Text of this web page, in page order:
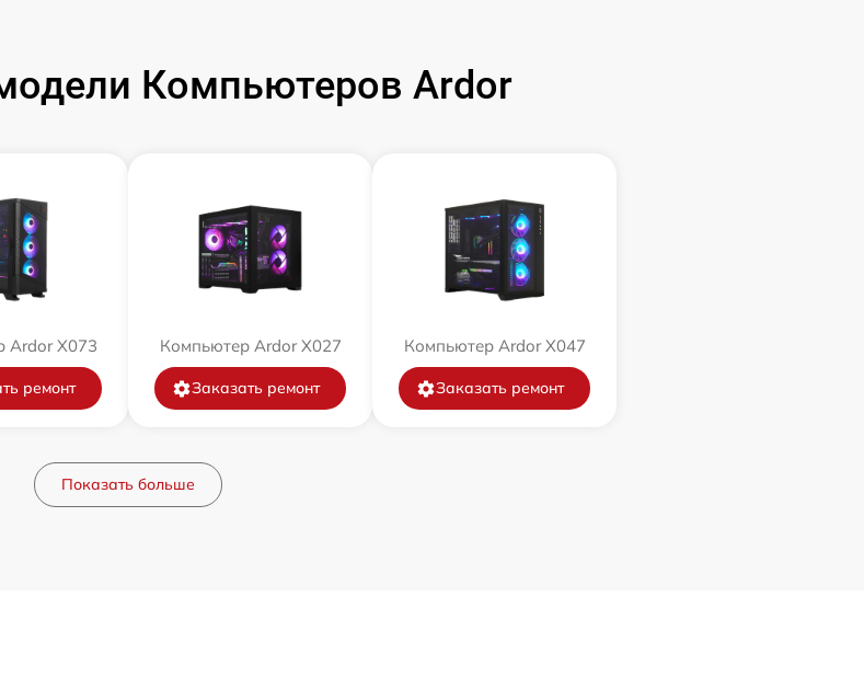
Компьютеров Ardor
Ardor X073
ремонт
Компьютер Ardor X027
Заказать ремонт
Компьютер Ardor X047
Заказать ремонт
Показать больше